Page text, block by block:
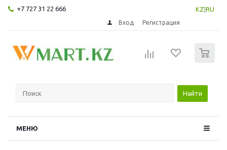
+7 727 31 22 666 KZ RU
Вход Регистрация
Найти
МЕНЮ